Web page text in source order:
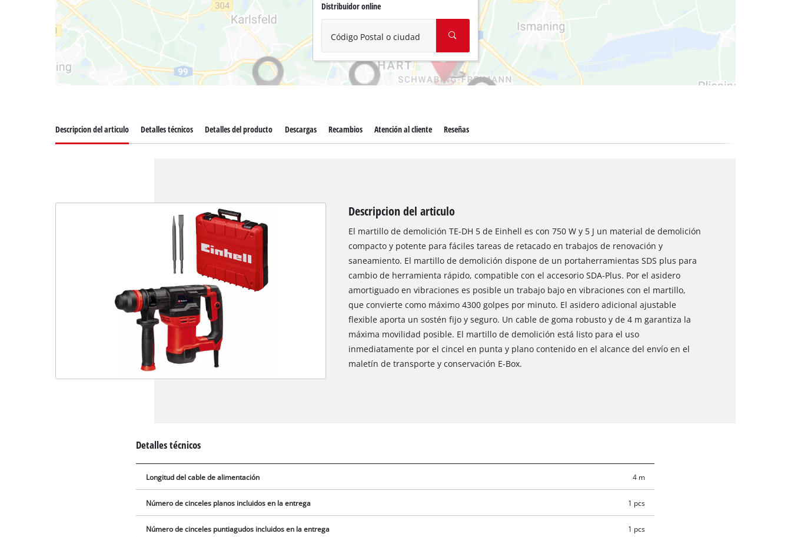
Aspirador de materiales húmedos y secos
Aspiradoras para cenizas
Más herramientas de limpieza
Hidrolavadoras
Máquinas pulidoras
Distribuidor online
Código Postal o ciudad
Descripcion del articulo Detalles técnicos Detalles del producto Descargas Recambios Atención al cliente Reseñas
Descripcion del articulo
El martillo de demolición TE-DH 5 de Einhell es con 750 W y 5 J un material de demolición
compacto y potente para fáciles tareas de retacado en trabajos de renovación y
saneamiento. El martillo de demolición dispone de un portaherramientas SDS plus para
cambio de herramienta rápido, compatible con el accesorio SDA-Plus. Por el asidero
amortiguado en vibraciones es posible un trabajo bajo en vibraciones con el martillo,
que convierte como máximo 4300 golpes por minuto. El asidero adicional ajustable
flexible aporta un sostén fijo y seguro. Un cable de goma robusto y de 4 m garantiza la
máxima movilidad posible. El martillo de demolición está listo para el uso
inmediatamente por el cincel en punta y plano contenido en el alcance del envío en el
maletín de transporte y conservación E-Box.
Detalles técnicos
Longitud del cable de alimentación 4 m
Número de cinceles planos incluidos en la entrega 1 pcs
Número de cinceles puntiagudos incluidos en la entrega 1 pcs